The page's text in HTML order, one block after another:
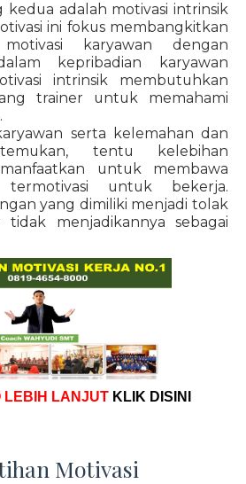
kedua adalah motivasi intrinsik
ini fokus membangkitkan
karyawan dengan
kepribadian karyawan
intrinsik membutuhkan
trainer untuk memahami
serta kelemahan dan
tentu kelebihan
untuk membawa
untuk bekerja.
yang dimiliki menjadi tolak
menjadikannya sebagai
LEBIH LANJUT KLIK DISINI
Motivasi